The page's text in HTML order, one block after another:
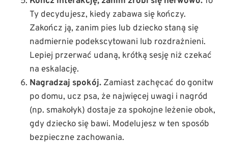
Ty decydujesz, kiedy zabawa się kończy.
Zakończ ją, zanim pies lub dziecko staną się
nadmiernie podekscytowani lub rozdrażnieni.
Lepiej przerwać udaną, krótką sesję niż czekać
na eskalację.
Nagradzaj spokój. Zamiast zachęcać do gonitw
po domu, ucz psa, że najwięcej uwagi i nagród
(np. smakołyk) dostaje za spokojne leżenie obok,
gdy dziecko się bawi. Modelujesz w ten sposób
bezpieczne zachowania.